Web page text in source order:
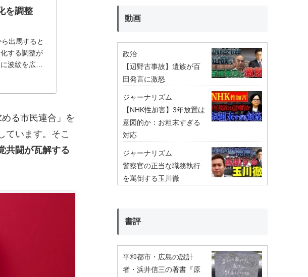
を調整
出馬すると
する調整が
波紋を広…
る市民連合」を
ています。そこ
共闘が瓦解する
動画
政治
【辺野古事故】遺族が百
田発言に激怒
ジャーナリズム
【NHK性加害】3年放置は
意図的か：お粗末すぎる
対応
ジャーナリズム
警察官の正当な職務執行
を罵倒する玉川徹
書評
平和都市・広島の設計
者・浜井信三の著書『原